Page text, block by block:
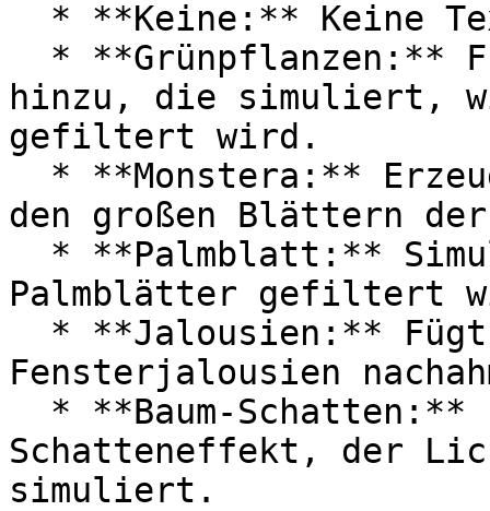
hinzu, die simuliert,
gefiltert wird.
den großen Blättern
Palmblätter gefiltert
Fensterjalousien
Schatteneffekt, der
simuliert.